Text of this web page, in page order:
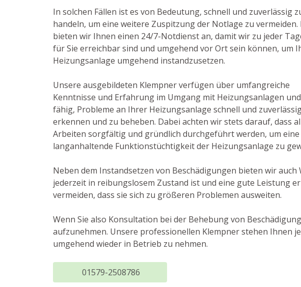
In solchen Fällen ist es von Bedeutung, schnell und zuverlässig
handeln, um eine weitere Zuspitzung der Notlage zu vermeiden.
bieten wir Ihnen einen 24/7-Notdienst an, damit wir zu jeder
für Sie erreichbar sind und umgehend vor Ort sein können, um
Heizungsanlage umgehend instandzusetzen.
Unsere ausgebildeten Klempner verfügen über umfangreiche
Kenntnisse und Erfahrung im Umgang mit Heizungsanlagen
fähig, Probleme an Ihrer Heizungsanlage schnell und
erkennen und zu beheben. Dabei achten wir stets darauf, dass
Arbeiten sorgfältig und gründlich durchgeführt werden, um eine
langanhaltende Funktionstüchtigkeit der Heizungsanlage zu
Neben dem Instandsetzen von Beschädigungen bieten wir
jederzeit in reibungslosem Zustand ist und eine gute Leistung
vermeiden, dass sie sich zu größeren Problemen ausweiten.
Wenn Sie also Konsultation bei der Behebung von
aufzunehmen. Unsere professionellen Klempner stehen Ihnen
umgehend wieder in Betrieb zu nehmen.
01579-2508786